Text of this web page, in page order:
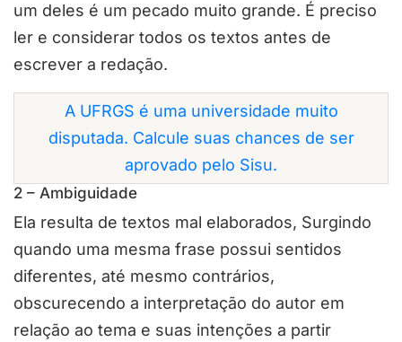
um deles é um pecado muito grande. É preciso
ler e considerar todos os textos antes de
escrever a redação.
A UFRGS é uma universidade muito
disputada. Calcule suas chances de ser
aprovado pelo Sisu.
2 – Ambiguidade
Ela resulta de textos mal elaborados, Surgindo
quando uma mesma frase possui sentidos
diferentes, até mesmo contrários,
obscurecendo a interpretação do autor em
relação ao tema e suas intenções a partir